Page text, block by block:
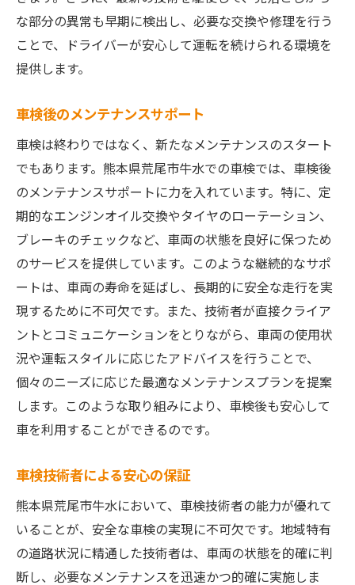
季節ごとの点検項目
湿気対策と防錆処理の必要性
エアコンシステムの必須チェック
地域特有の気候に対応する車検プラン
荒尾市牛水で車検を通じて実現する安全なドラ
イブ
日常点検のルーチン化
定期的なプロフェッショナルチェック
異常事態への迅速な対応策
車両情報の重要性
安全運転を支える技術サポート
安心を提供する顧客サポート
地域密着型の車検技術がもたらす実践的なメリ
ット
地域住民への迅速な対応
価格競争力のあるサービス
地域性を考慮した柔軟なプラン
顧客満足度の向上施策
信頼できる地元企業の選択
な部分の異常も早期に検出し、必要な交換や修理を行う
ことで、ドライバーが安心して運転を続けられる環境を
提供します。
車検後のメンテナンスサポート
車検は終わりではなく、新たなメンテナンスのスタート
でもあります。熊本県荒尾市牛水での車検では、車検後
のメンテナンスサポートに力を入れています。特に、定
期的なエンジンオイル交換やタイヤのローテーション、
ブレーキのチェックなど、車両の状態を良好に保つため
のサービスを提供しています。このような継続的なサポ
ートは、車両の寿命を延ばし、長期的に安全な走行を実
現するために不可欠です。また、技術者が直接クライア
ントとコミュニケーションをとりながら、車両の使用状
況や運転スタイルに応じたアドバイスを行うことで、
個々のニーズに応じた最適なメンテナンスプランを提案
します。このような取り組みにより、車検後も安心して
車を利用することができるのです。
車検技術者による安心の保証
熊本県荒尾市牛水において、車検技術者の能力が優れて
いることが、安全な車検の実現に不可欠です。地域特有
の道路状況に精通した技術者は、車両の状態を的確に判
断し、必要なメンテナンスを迅速かつ的確に実施しま